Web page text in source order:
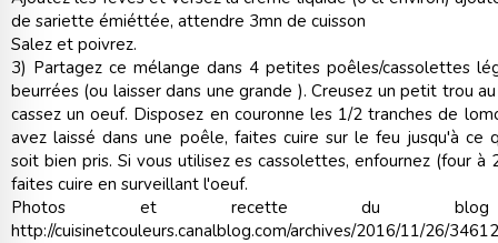
de sariette émiéttée, attendre 3mn de cuisson
Salez et poivrez.
3) Partagez ce mélange dans 4 petites poêles/cassolettes
beurrées (ou laisser dans une grande ). Creusez un petit trou
cassez un oeuf. Disposez en couronne les 1/2 tranches de
avez laissé dans une poêle, faites cuire sur le feu jusqu'à ce
soit bien pris. Si vous utilisez es cassolettes, enfournez (four à
faites cuire en surveillant l'oeuf.
Photos et recette du
http://cuisinetcouleurs.canalblog.com/archives/2016/11/26/